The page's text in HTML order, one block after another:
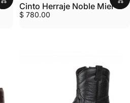
Cinto Herraje Noble Miel
$ 780.00